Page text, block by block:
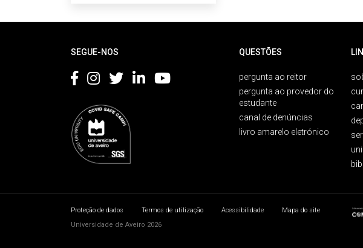
SEGUE-NOS QUESTÕES
pergunta ao reitor
pergunta ao provedor do
estudante
canal de denúncias
livro amarelo eletrónico
Proteção de dados Termos de utilização Acessibilidade
Mapa do site
Universidade de Aveiro 2026